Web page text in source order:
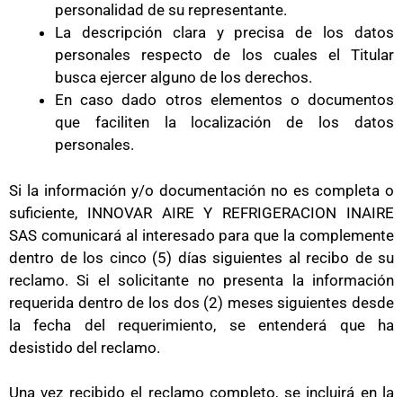
personalidad de su representante.
La descripción clara y precisa de los datos
personales respecto de los cuales el Titular
busca ejercer alguno de los derechos.
En caso dado otros elementos o documentos
que faciliten la localización de los datos
personales.
Si la información y/o documentación no es completa o
suficiente, INNOVAR AIRE Y REFRIGERACION INAIRE
SAS comunicará al interesado para que la complemente
dentro de los cinco (5) días siguientes al recibo de su
reclamo. Si el solicitante no presenta la información
requerida dentro de los dos (2) meses siguientes desde
la fecha del requerimiento, se entenderá que ha
desistido del reclamo.
Una vez recibido el reclamo completo, se incluirá en la